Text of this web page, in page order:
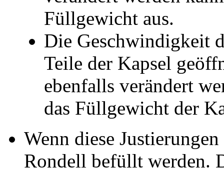
Füllgewicht aus.
Die Geschwindigkeit
Teile der Kapsel
ebenfalls verändert
das Füllgewicht der
Wenn diese
Rondell befüllt werden.